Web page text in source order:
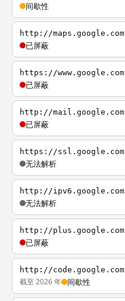
间歇性
http://maps.google.com
已屏蔽
https://www.google.com
已屏蔽
http://mail.google.com
已屏蔽
https://ssl.google.com
无法解析
http://ipv6.google.com
无法解析
http://plus.google.com
已屏蔽
http://code.google.com
截至 2026 年 间歇性